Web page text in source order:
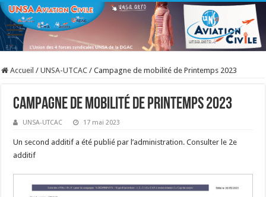
Accueil / UNSA-UTCAC / Campagne de mobilité de Printemps 2023
Campagne de mobilité de Printemps 2023
UNSA-UTCAC 17 mai 2023
Un second additif a été publié par l’administration. Consulter le 2e
additif